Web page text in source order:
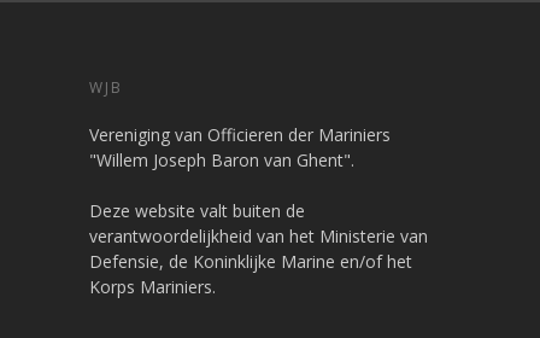
WJB
Vereniging van Officieren der Mariniers
"Willem Joseph Baron van Ghent".
Deze website valt buiten de
verantwoordelijkheid van het Ministerie van
Defensie, de Koninklijke Marine en/of het
Korps Mariniers.